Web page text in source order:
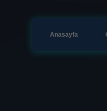
Anasayfa